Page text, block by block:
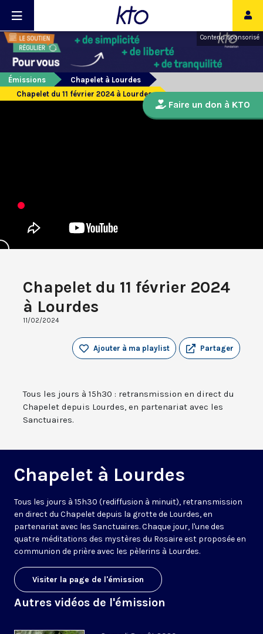
Contenu sponsorisé
Émissions
Chapelet à Lourdes
Chapelet du 11 février 2024 à Lourdes
Chapelet du 11 février 2024
à Lourdes
11/02/2024
Partager
Ajouter à ma playlist
Tous les jours à 15h30 : retransmission en direct du
Chapelet depuis Lourdes, en partenariat avec les
Sanctuaires.
Chapelet à Lourdes
Tous les jours à 15h30 (rediffusion à minuit), retransmission
en direct du Chapelet depuis la grotte de Lourdes, en
partenariat avec les Sanctuaires. Chaque jour, l'une des
quatre méditations des mystères du Rosaire est proposée en
communion de prière avec les pèlerins à Lourdes.
Visiter la page de l'émission
Autres vidéos de l'émission
Faire un don à KTO